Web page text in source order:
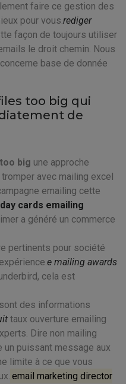
faire ce gestion des
pour vous.rediger
façon de toujours utiliser
le droit chemin. Nous
base de donnée
too big qui
de
big une approche
avec mailing excel
emailing cette
cards emailing
a généré un commerce
pertinents pour société
e mailing awards
cela est
des informations
taux ouverture emailing
Dire non mailing
puissant message aux
limite à ce que vous
email marketing director